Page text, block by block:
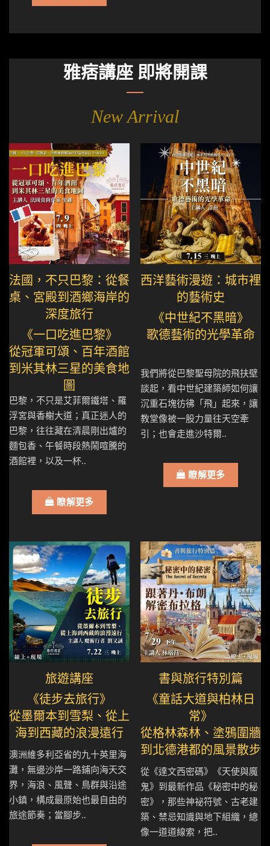
雅痞講座 即將開課
New Arrival
法國，不只巴黎：從餐
桌、宮殿到酒鄉海岸的
深度旅行
《一口吃進巴黎》
從冠軍可頌、百年酒館
到米其林三星的美食地
圖
巴黎，不只是艾菲爾鐵塔、羅
浮宮與香榭大道；真正迷人的
巴黎，往往藏在清晨剛出爐的
麵包香、午餐時段熱鬧喧騰的
酒館裡，以及一杯..
瞭解更多
西洋藝術漫遊：城市裡
的藝術史
《中世紀不黑暗》
歌德藝術的光學革命
我們將從巴黎聖母院的飛扶壁
談起，看中世紀建築師如何讓
沉重石塊彷彿「飛」起來，讓
教堂像被一股力量往天空牽
引；也會走進沙特爾..
瞭解更多
旅遊講座
《徒步去旅行》
從墨爾本到雪梨、從上
海到西藏的浪漫遠行
澳洲維多利亞省的九十英里海
灘，無邊沙岸一路鋪向海天交
界，海浪、風聲、鳥群與沿途
小鎮，構成最原始也最自由的
旅途節奏；當腳步..
書與旅行特別篇
《童話大道與柏林日
常》
從格林森林、塗鴉圍牆
到北德港都的風景散步
從《達文西密碼》《天使與魔
鬼》到最新作品《秘密中的秘
密》，那些神祕符號、古老建
築、禁忌知識與地下組織，總
像一道道線索，把..